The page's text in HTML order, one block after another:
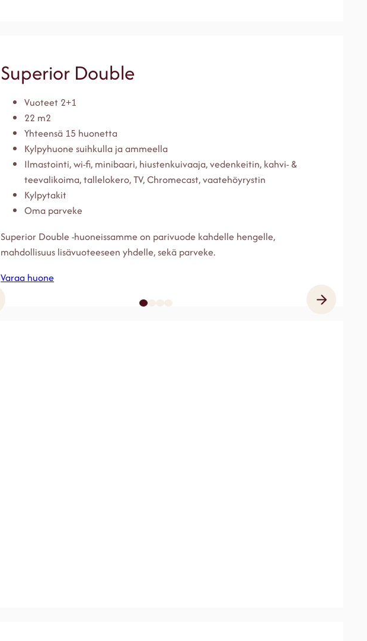
Superior Double
Vuoteet 2+1
22 m2
Yhteensä 15 huonetta
Kylpyhuone suihkulla ja ammeella
Ilmastointi, wi-fi, minibaari, hiustenkuivaaja, vedenkeitin, kahvi- &
teevalikoima, tallelokero, TV, Chromecast, vaatehöyrystin
Kylpytakit
Oma parveke
Superior Double -huoneissamme on parivuode kahdelle hengelle,
mahdollisuus lisävuoteeseen yhdelle, sekä parveke.
Varaa huone